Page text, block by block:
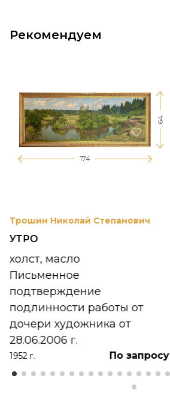
Рекомендуем
174
64
Трошин Николай Степанович
УТРО
холст, масло
Письменное
подтверждение
подлинности работы от
дочери художника от
28.06.2006 г.
1952 г. По запросу